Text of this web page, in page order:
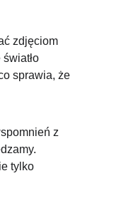
zdjęciom
sprawia, że
z
tylko